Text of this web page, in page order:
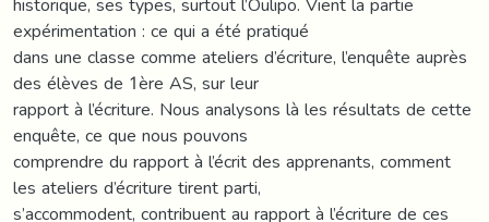
expérimentation : ce qui a été pratiqué
dans une classe comme ateliers d’écriture, l’enquête auprès
des élèves de 1ère AS, sur leur
rapport à l’écriture. Nous analysons là les résultats de cette
enquête, ce que nous pouvons
comprendre du rapport à l’écrit des apprenants, comment
les ateliers d’écriture tirent parti,
s’accommodent, contribuent au rapport à l’écriture de ces